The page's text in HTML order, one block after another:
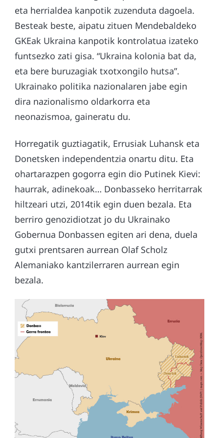
eta herrialdea kanpotik zuzenduta dagoela.
Besteak beste, aipatu zituen Mendebaldeko
GKEak Ukraina kanpotik kontrolatua izateko
funtsezko zati gisa. “Ukraina kolonia bat da,
eta bere buruzagiak txotxongilo hutsa”.
Ukrainako politika nazionalaren jabe egin
dira nazionalismo oldarkorra eta
neonazismoa, gaineratu du.
Horregatik guztiagatik, Errusiak Luhansk eta
Donetsken independentzia onartu ditu. Eta
ohartarazpen gogorra egin dio Putinek Kievi:
haurrak, adinekoak… Donbasseko herritarrak
hiltzeari utzi, 2014tik egin duen bezala. Eta
berriro genozidiotzat jo du Ukrainako
Gobernua Donbassen egiten ari dena, duela
gutxi prentsaren aurrean Olaf Scholz
Alemaniako kantzilerraren aurrean egin
bezala.